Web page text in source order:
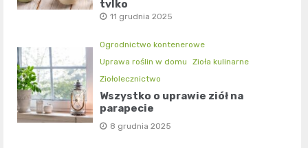
tylko
11 grudnia 2025
Ogrodnictwo kontenerowe
Uprawa roślin w domu
Zioła kulinarne
Ziołolecznictwo
Wszystko o uprawie ziół na
parapecie
8 grudnia 2025